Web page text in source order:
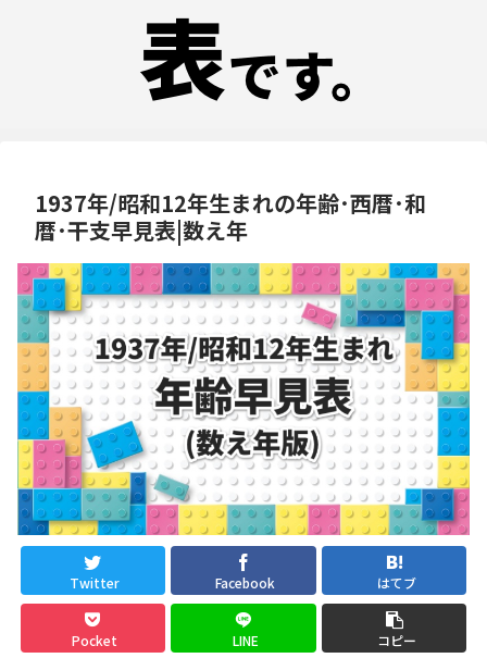
1937年/昭和12年生まれの年齢･西暦･和
暦･干支早見表|数え年
Twitter Facebook はてブ
Pocket LINE コピー